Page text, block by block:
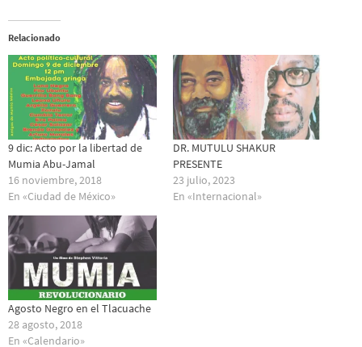
Relacionado
9 dic: Acto por la libertad de
Mumia Abu-Jamal
16 noviembre, 2018
En «Ciudad de México»
DR. MUTULU SHAKUR
PRESENTE
23 julio, 2023
En «Internacional»
Agosto Negro en el Tlacuache
28 agosto, 2018
En «Calendario»